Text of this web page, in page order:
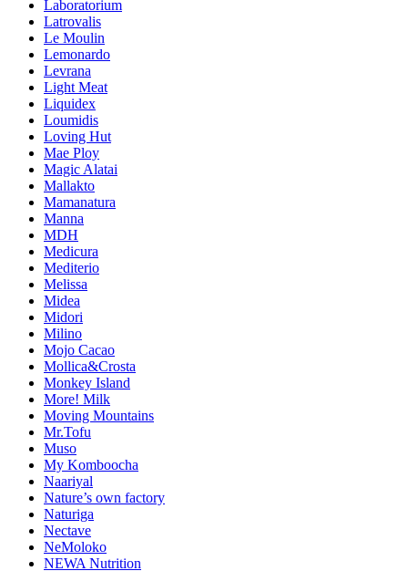
Laboratorium
Latrovalis
Le Moulin
Lemonardo
Levrana
Light Meat
Liquidex
Loumidis
Loving Hut
Mae Ploy
Magic Alatai
Mallakto
Mamanatura
Manna
MDH
Medicura
Mediterio
Melissa
Midea
Midori
Milino
Mojo Cacao
Mollica&Crosta
Monkey Island
More! Milk
Moving Mountains
Mr.Tofu
Muso
My Komboocha
Naariyal
Nature’s own factory
Naturiga
Nectave
NeMoloko
NEWA Nutrition